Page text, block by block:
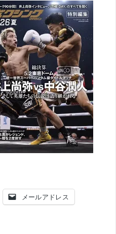
メールアドレス